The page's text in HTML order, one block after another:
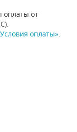
оплаты от
оплаты».